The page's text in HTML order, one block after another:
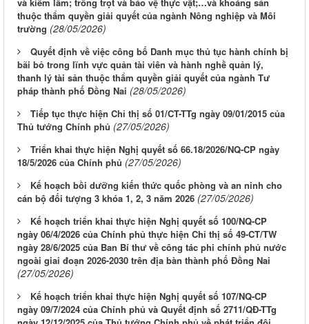
thuộc thẩm quyền giải quyết của ngành Nông nghiệp và Môi
trường (28/05/2026)
Quyết định về việc công bố Danh mục thủ tục hành chính bị
bãi bỏ trong lĩnh vực quản tài viên và hành nghề quản lý,
thanh lý tài sản thuộc thẩm quyền giải quyết của ngành Tư
pháp thành phố Đồng Nai (28/05/2026)
Tiếp tục thực hiện Chỉ thị số 01/CT-TTg ngày 09/01/2015 của
Thủ tướng Chính phủ (27/05/2026)
Triển khai thực hiện Nghị quyết số 66.18/2026/NQ-CP ngày
18/5/2026 của Chính phủ (27/05/2026)
Kế hoạch bồi dưỡng kiến thức quốc phòng và an ninh cho
cán bộ đối tượng 3 khóa 1, 2, 3 năm 2026 (27/05/2026)
Kế hoạch triển khai thực hiện Nghị quyết số 100/NQ-CP
ngày 06/4/2026 của Chính phủ thực hiện Chỉ thị số 49-CT/TW
ngày 28/6/2025 của Ban Bí thư về công tác phi chính phủ nước
ngoài giai đoạn 2026-2030 trên địa bàn thành phố Đồng Nai
(27/05/2026)
Kế hoạch triển khai thực hiện Nghị quyết số 107/NQ-CP
ngày 09/7/2024 của Chính phủ và Quyết định số 2711/QĐ-TTg